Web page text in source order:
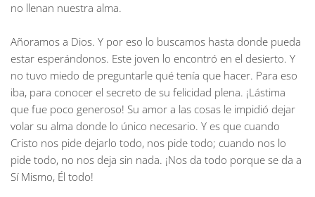
no llenan nuestra alma.
Añoramos a Dios. Y por eso lo buscamos hasta donde pueda
estar esperándonos. Este joven lo encontró en el desierto. Y
no tuvo miedo de preguntarle qué tenía que hacer. Para eso
iba, para conocer el secreto de su felicidad plena. ¡Lástima
que fue poco generoso! Su amor a las cosas le impidió dejar
volar su alma donde lo único necesario. Y es que cuando
Cristo nos pide dejarlo todo, nos pide todo; cuando nos lo
pide todo, no nos deja sin nada. ¡Nos da todo porque se da a
Sí Mismo, Él todo!